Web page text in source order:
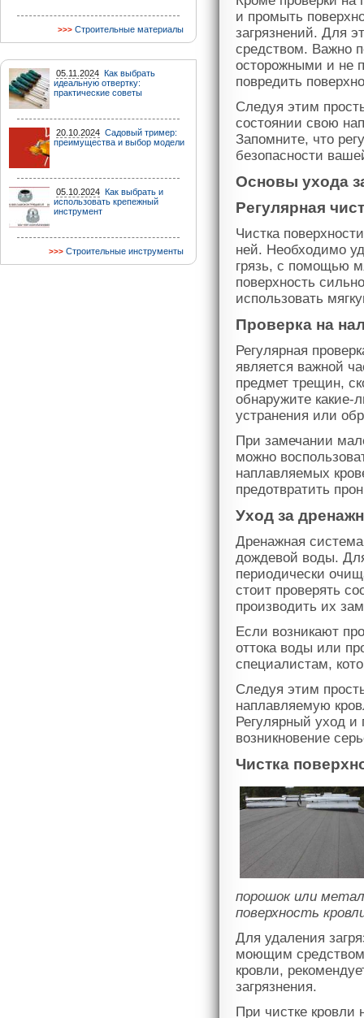
Строительные материалы
05.11.2024 Как выбрать
идеальную отвертку:
практические советы
20.10.2024 Садовый тример:
преимущества и выбор модели
05.10.2024 Как выбрать и
использовать крепежный
инструмент
Строительные инструменты
и промыть
загрязнений. Для
средством. Важно
осторожными и не
повредить
Следуя этим
состоянии свою
Запомните, что
безопасности
Основы ухода
Регулярная
Чистка
ней. Необходимо
грязь, с помощью
поверхность
использовать
Проверка на
Регулярная
является важной
предмет трещин,
обнаружите
устранения или
При замечании
можно
наплавляемых
предотвратить
Уход за
Дренажная
дождевой воды.
периодически
стоит проверять
производить их
Если возникают
оттока воды или
специалистам,
Следуя этим
наплавляемую
Регулярный уход и
возникновение
Чистка
порошок или
поверхность
Для удаления
моющим
кровли,
загрязнения.
При чистке кровли